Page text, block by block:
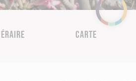
CARTE